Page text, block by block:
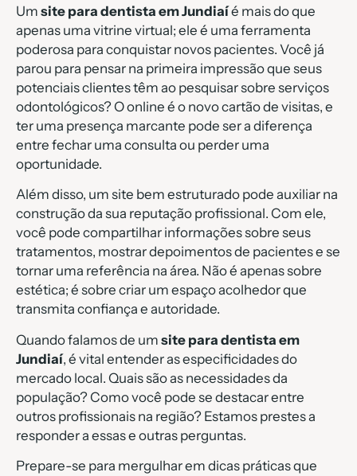
Um site para dentista em Jundiaíé mais do que
apenas uma vitrine virtual; ele é uma ferramenta
poderosa para conquistar novos pacientes. Você já
parou para pensar na primeira impressão que seus
potenciais clientes têm ao pesquisar sobre serviços
odontológicos? O online é o novo cartão de visitas, e
ter uma presença marcante pode ser a diferença
entre fechar uma consulta ou perder uma
oportunidade.
Além disso, um site bem estruturado pode auxiliar na
construção da sua reputação profissional. Com ele,
você pode compartilhar informações sobre seus
tratamentos, mostrar depoimentos de pacientes e se
tornar uma referência na área. Não é apenas sobre
estética; é sobre criar um espaço acolhedor que
transmita confiança e autoridade.
Quando falamos de um site para dentista em
Jundiaí, é vital entender as especificidades do
mercado local. Quais são as necessidades da
população? Como você pode se destacar entre
outros profissionais na região? Estamos prestes a
responder a essas e outras perguntas.
Prepare-se para mergulhar em dicas práticas que